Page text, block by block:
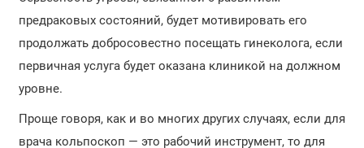
предраковых состояний, будет мотивировать его
продолжать добросовестно посещать гинеколога, если
первичная услуга будет оказана клиникой на должном
уровне.
Проще говоря, как и во многих других случаях, если для
врача кольпоскоп — это рабочий инструмент, то для